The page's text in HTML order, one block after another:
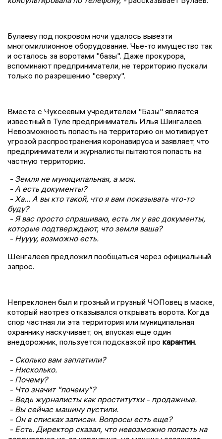
Булаеву под покровом ночи удалось вывезти
многомиллионное оборудование. Чье-то имущество так
и осталось за воротами "базы". Даже прокурора,
вспоминают предприниматели, не территорию пускали
только по разрешению "сверху".
Вместе с Чуксеевым учредителем "Базы" является
известный в Туле предприниматель Илья Шингалеев.
Невозможность попасть на территорию он мотивирует
угрозой распространения коронавируса и заявляет, что
предприниматели и журналисты пытаются попасть на
частную территорию.
- Земля не муниципальная, а моя.
- А есть документы?
- Ха... А вы кто такой, что я вам показывать что-то
буду?
- Я вас просто спрашиваю, есть ли у вас документы,
которые подтверждают, что земля ваша?
- Нуууу, возможно есть.
Шенгалеев предложил пообщаться через официальный
запрос.
Непреклонен был и грозный и грузный ЧОПовец в маске,
который наотрез отказывался открывать ворота. Когда
спор частная ли эта территория или муниципальная
охраннику наскучивает, он, впуская еще один
внедорожник, пользуется подсказкой про карантин.
- Сколько вам заплатили?
- Нисколько.
- Почему?
- Что значит "почему"?
- Ведь журналисты как проститутки - продажные.
- Вы сейчас машину пустили.
- Он в списках записан. Вопросы есть еще?
- Есть. Директор сказал, что невозможно попасть на